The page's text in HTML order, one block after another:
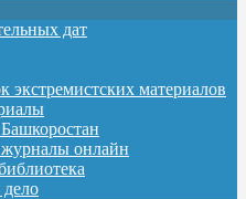
дат
экстремистских материалов
онлайн